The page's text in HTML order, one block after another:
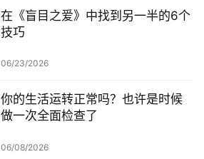
在《盲目之爱》中找到另一半的6个
技巧
06/23/2026
你的生活运转正常吗？也许是时候
做一次全面检查了
06/08/2026